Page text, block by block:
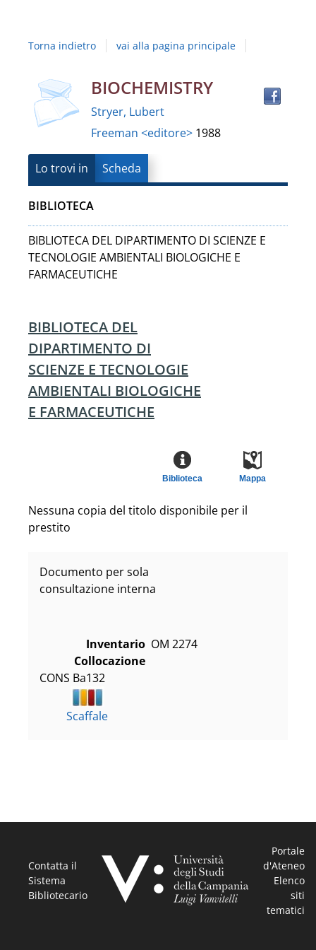
Campania
Vanvitelli"
Torna indietro vai alla pagina principale
Dettaglio
del
documento
BIOCHEMISTRY
Stryer, Lubert
Freeman <editore> 1988
Lo trovi in Scheda
BIBLIOTECA
BIBLIOTECA DEL DIPARTIMENTO DI SCIENZE E
TECNOLOGIE AMBIENTALI BIOLOGICHE E
FARMACEUTICHE
BIBLIOTECA DEL
DIPARTIMENTO DI
SCIENZE E TECNOLOGIE
AMBIENTALI BIOLOGICHE
E FARMACEUTICHE
Mappa
Biblioteca
Nessuna copia del titolo disponibile per il
prestito
Documento per sola
consultazione interna
Inventario OM 2274
Collocazione
CONS Ba132
Scaffale
Contatta il
Sistema
Bibliotecario
Portale
d'Ateneo
Elenco
siti
tematici